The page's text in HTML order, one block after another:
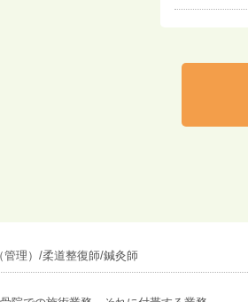
管理）/柔道整復師/鍼灸師